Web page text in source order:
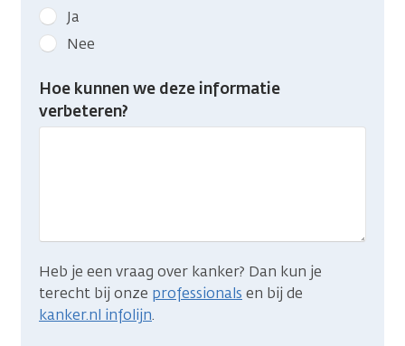
Geef
kanker.nl
feedback:
Heb
gevonden
Ja
Nee
Hoe kunnen we deze informatie
verbeteren?
Heb je een vraag over kanker? Dan kun je
terecht bij onze professionals en bij de
kanker.nl infolijn.